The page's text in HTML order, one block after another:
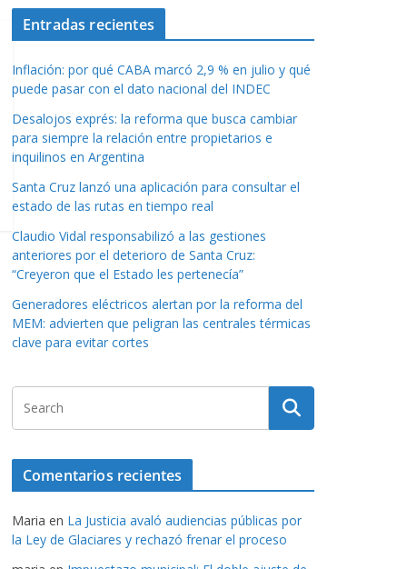
Entradas recientes
Inflación: por qué CABA marcó 2,9 % en julio y qué
puede pasar con el dato nacional del INDEC
Desalojos exprés: la reforma que busca cambiar
para siempre la relación entre propietarios e
inquilinos en Argentina
Santa Cruz lanzó una aplicación para consultar el
estado de las rutas en tiempo real
Claudio Vidal responsabilizó a las gestiones
anteriores por el deterioro de Santa Cruz:
“Creyeron que el Estado les pertenecía”
Generadores eléctricos alertan por la reforma del
MEM: advierten que peligran las centrales térmicas
clave para evitar cortes
Comentarios recientes
Maria en La Justicia avaló audiencias públicas por
la Ley de Glaciares y rechazó frenar el proceso